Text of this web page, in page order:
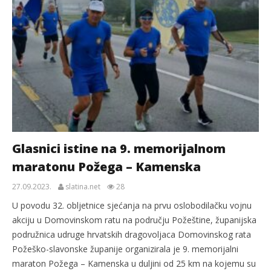
Glasnici istine na 9. memorijalnom
maratonu Požega – Kamenska
27.09.2023. slatina.net 28
U povodu 32. obljetnice sjećanja na prvu oslobodilačku vojnu
akciju u Domovinskom ratu na području Požeštine, županijska
podružnica udruge hrvatskih dragovoljaca Domovinskog rata
Požeško-slavonske županije organizirala je 9. memorijalni
maraton Požega – Kamenska u duljini od 25 km na kojemu su